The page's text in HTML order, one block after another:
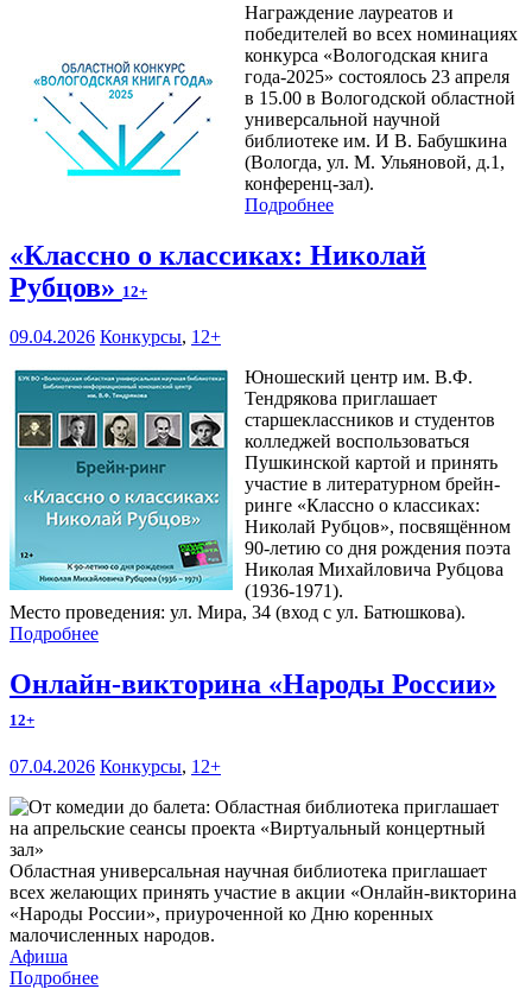
Награждение лауреатов и
победителей во всех номинациях
конкурса «Вологодская книга
года-2025» состоялось 23 апреля
в 15.00 в Вологодской областной
универсальной научной
библиотеке им. И В. Бабушкина
(Вологда, ул. М. Ульяновой, д.1,
конференц-зал).
Подробнее
«Классно о классиках: Николай
Рубцов» 12+
09.04.2026 Конкурсы, 12+
Юношеский центр им. В.Ф.
Тендрякова приглашает
старшеклассников и студентов
колледжей воспользоваться
Пушкинской картой и принять
участие в литературном брейн-
ринге «Классно о классиках:
Николай Рубцов», посвящённом
90-летию со дня рождения поэта
Николая Михайловича Рубцова
(1936-1971).
Место проведения: ул. Мира, 34 (вход с ул. Батюшкова).
Подробнее
Онлайн-викторина «Народы России»
12+
07.04.2026 Конкурсы, 12+
Областная универсальная научная библиотека приглашает
всех желающих принять участие в акции «Онлайн-викторина
«Народы России», приуроченной ко Дню коренных
малочисленных народов.
Афиша
Подробнее